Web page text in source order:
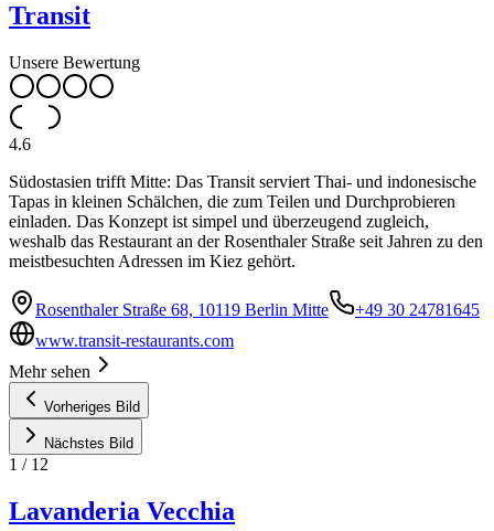
Transit
Unsere Bewertung
4.6
Südostasien trifft Mitte: Das Transit serviert Thai- und indonesische
Tapas in kleinen Schälchen, die zum Teilen und Durchprobieren
einladen. Das Konzept ist simpel und überzeugend zugleich,
weshalb das Restaurant an der Rosenthaler Straße seit Jahren zu den
meistbesuchten Adressen im Kiez gehört.
Rosenthaler Straße 68, 10119 Berlin Mitte
+49 30 24781645
www.transit-restaurants.com
Mehr sehen
Vorheriges Bild
Nächstes Bild
1 / 12
Lavanderia Vecchia